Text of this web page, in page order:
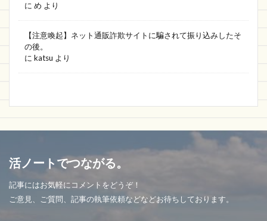
に め より
【注意喚起】ネット通販詐欺サイトに騙されて振り込みしたそ
の後。
に katsu より
活ノートでつながる。
記事にはお気軽にコメントをどうぞ！
ご意見、ご質問、記事の執筆依頼などなどお待ちしております。